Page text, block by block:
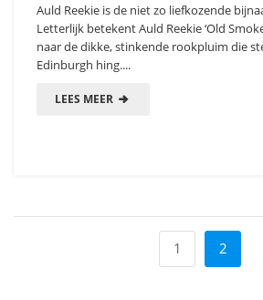
Auld Reekie is de niet zo liefkozende
Letterlijk betekent Auld Reekie ‘Old
naar de dikke, stinkende rookpluim die
Edinburgh hing....
LEES MEER
1 2